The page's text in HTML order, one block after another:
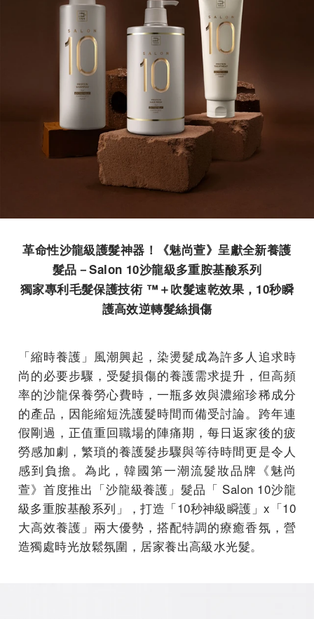
革命性沙龍級護髮神器！《魅尚萱》呈獻全新養護
髮品－Salon 10沙龍級多重胺基酸系列
獨家專利毛髮保護技術 ™＋吹髮速乾效果，10秒瞬
護高效逆轉髮絲損傷
「縮時養護」風潮興起，染燙髮成為許多人追求時
尚的必要步驟，受髮損傷的養護需求提升，但高頻
率的沙龍保養勞心費時，一瓶多效與濃縮珍稀成分
的產品，因能縮短洗護髮時間而備受討論。跨年連
假剛過，正值重回職場的陣痛期，每日返家後的疲
勞感加劇，繁瑣的養護髮步驟與等待時間更是令人
感到負擔。為此，韓國第一潮流髮妝品牌《魅尚
萱》首度推出「沙龍級養護」髮品「 Salon 10沙龍
級多重胺基酸系列」，打造「10秒神級瞬護」x「10
大高效養護」兩大優勢，搭配特調的療癒香氛，營
造獨處時光放鬆氛圍，居家養出高級水光髮。